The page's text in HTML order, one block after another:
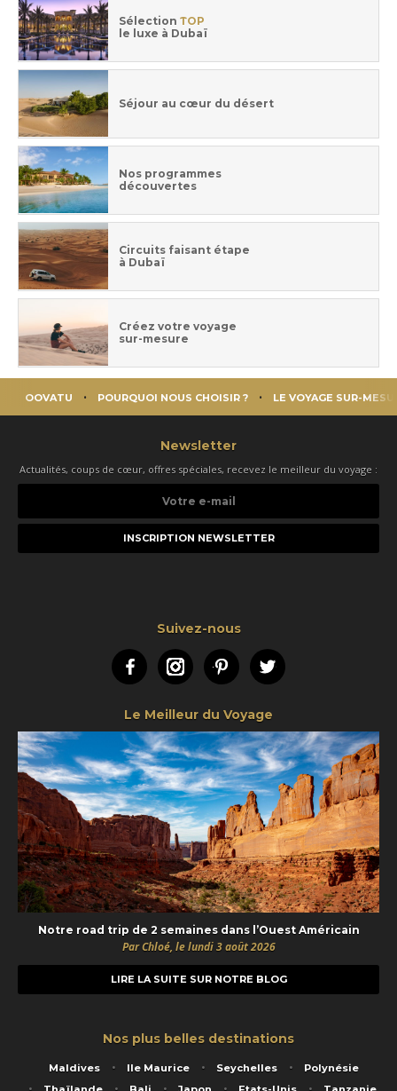
Sélection TOP
le luxe à Dubaï
Séjour au cœur du désert
Nos programmes
découvertes
Circuits faisant étape
à Dubaï
Créez votre voyage
sur-mesure
OOVATU POURQUOI NOUS CHOISIR ? LE VOYAGE SUR-
Newsletter
Actualités, coups de cœur, offres spéciales, recevez le meilleur du voyage :
e-
Suivez-nous
FacebookInstagramPinterestTwitter
Le Meilleur du Voyage
Notre road trip de 2 semaines dans l’Ouest Américain
Par Chloé, le lundi 3 août 2026
LIRE LA SUITE SUR NOTRE BLOG
Nos plus belles destinations
Maldives Ile Maurice Seychelles
Polynésie